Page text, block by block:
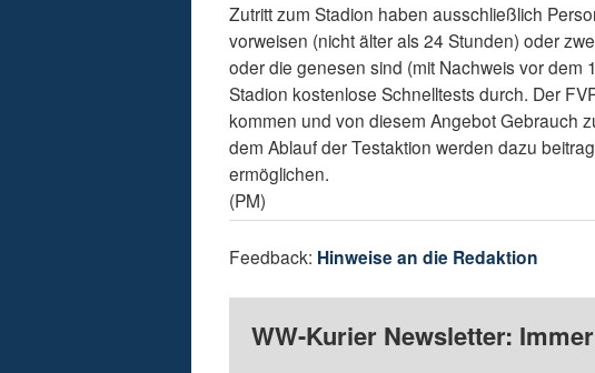
Zutritt zum Stadion haben ausschließlich
vorweisen (nicht älter als 24 Stunden) oder
oder die genesen sind (mit Nachweis vor dem
Stadion kostenlose Schnelltests durch. Der
kommen und von diesem Angebot Gebrauch
dem Ablauf der Testaktion werden dazu
ermöglichen.
(PM)
Feedback: Hinweise an die Redaktion
WW-Kurier Newsletter: